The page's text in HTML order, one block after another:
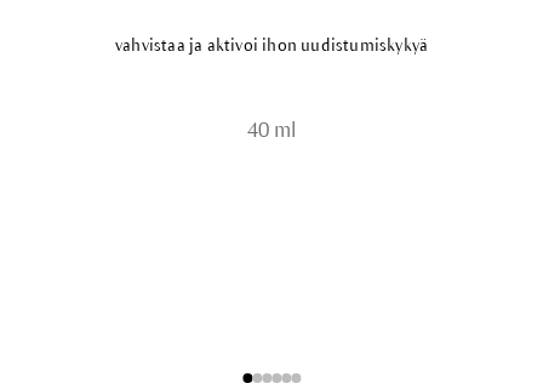
vahvistaa ja aktivoi ihon uudistumiskykyä
40 ml